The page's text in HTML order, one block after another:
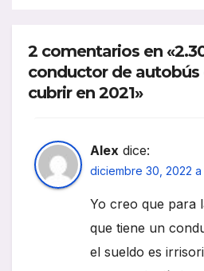
2 comentarios en
conductor de autobús
cubrir en 2021»
Alex dice:
diciembre 30, 2022 a
Yo creo que para
que tiene un
el sueldo es